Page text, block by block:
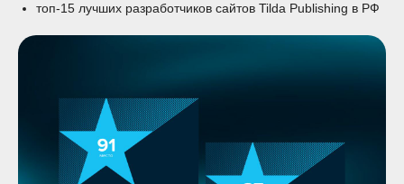
топ-15 лучших разработчиков сайтов Tilda Publishing в РФ